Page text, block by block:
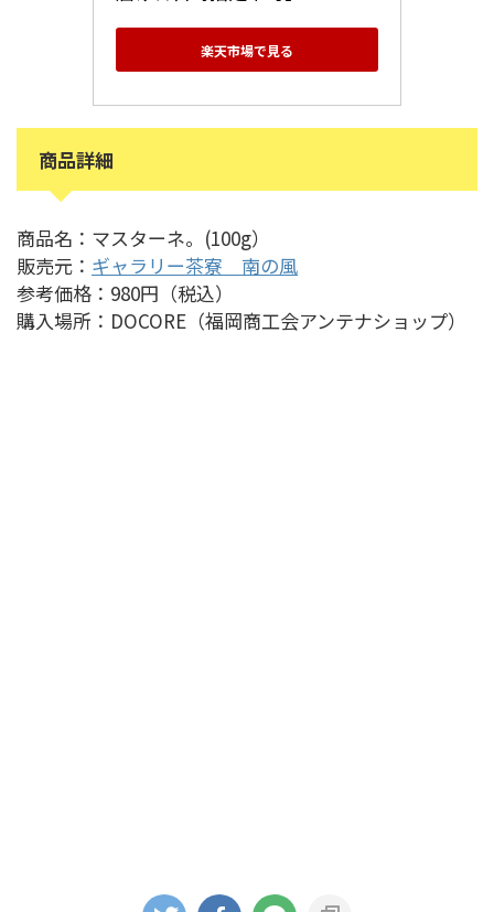
楽天市場で見る
商品詳細
商品名：マスターネ。(100g）
販売元： ギャラリー茶寮 南の風
参考価格：980円（税込）
購入場所：DOCORE（福岡商工会アンテナショップ）